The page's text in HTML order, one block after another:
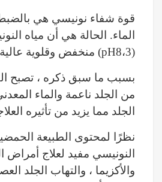
قوة شفاء نونيسي هي
الماء. الحالة هي أن مياه
منخفض وقلوية عالية (pH8،3)
بسبب ما سبق ذكره ، تصبح
من الجلد ناعمة والماء
الجلد مما يزيد من تأثيره
نظرًا لمحتوى الطبيعة
النونيسي مفيد لعلاج أمراض
والأكزيما ، والتهاب الجلد